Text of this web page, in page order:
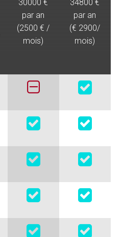
30000 €
par an
(2500 € /
mois)
34800 €
par an
(€ 2900/
mois)